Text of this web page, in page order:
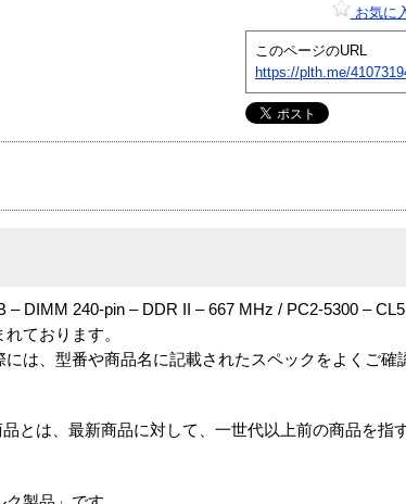
お気に
このページのURL
https://plth.me/
– DIMM 240-pin – DDR II – 667 MHz / PC2-5300 –
ております。
は、型番や商品名に記載されたスペックをよくご確
とは、最新商品に対して、一世代以上前の商品を指